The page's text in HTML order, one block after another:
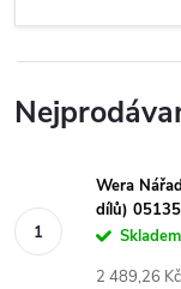
Wera
dílů)
Skladem
2 489,26